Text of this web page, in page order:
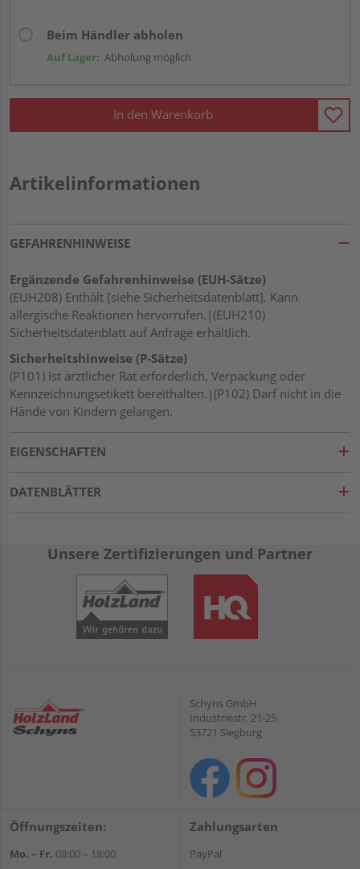
Beim Händler abholen
Auf Lager: Abholung möglich
In den Warenkorb
Artikelinformationen
GEFAHRENHINWEISE
Ergänzende Gefahrenhinweise (EUH-Sätze)
(EUH208) Enthält [siehe Sicherheitsdatenblatt]. Kann
allergische Reaktionen hervorrufen.|(EUH210)
Sicherheitsdatenblatt auf Anfrage erhältlich.
Sicherheitshinweise (P-Sätze)
(P101) Ist ärztlicher Rat erforderlich, Verpackung oder
Kennzeichnungsetikett bereithalten.|(P102) Darf nicht in die
Hände von Kindern gelangen.
EIGENSCHAFTEN
DATENBLÄTTER
Unsere Zertifizierungen und Partner
Schyns GmbH
Industriestr. 21-25
53721 Siegburg
Öffnungszeiten:
Mo. – Fr. 08:00 – 18:00
Zahlungsarten
PayPal